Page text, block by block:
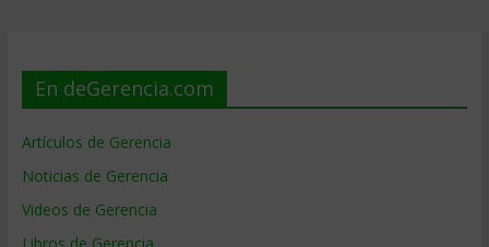
En deGerencia.com
Artículos de Gerencia
Noticias de Gerencia
Videos de Gerencia